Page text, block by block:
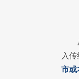
入传
市或